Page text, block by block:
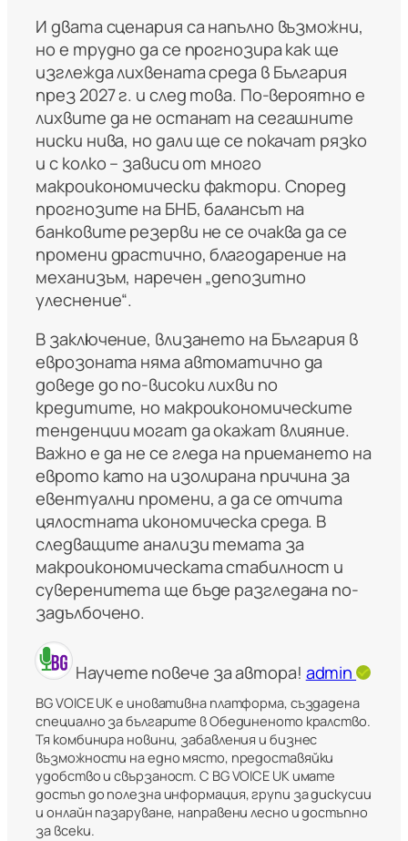
И двата сценария са напълно възможни,
но е трудно да се прогнозира как ще
изглежда лихвената среда в България
през 2027 г. и след това. По-вероятно е
лихвите да не останат на сегашните
ниски нива, но дали ще се покачат рязко
и с колко – зависи от много
макроикономически фактори. Според
прогнозите на БНБ, балансът на
банковите резерви не се очаква да се
промени драстично, благодарение на
механизъм, наречен „депозитно
улеснение“.
В заключение, влизането на България в
еврозоната няма автоматично да
доведе до по-високи лихви по
кредитите, но макроикономическите
тенденции могат да окажат влияние.
Важно е да не се гледа на приемането на
еврото като на изолирана причина за
евентуални промени, а да се отчита
цялостната икономическа среда. В
следващите анализи темата за
макроикономическата стабилност и
суверенитета ще бъде разгледана по-
задълбочено.
Научете повече за автора! admin
BG VOICE UK е иновативна платформа, създадена
специално за българите в Обединеното кралство.
Тя комбинира новини, забавления и бизнес
възможности на едно място, предоставяйки
удобство и свързаност. С BG VOICE UK имате
достъп до полезна информация, групи за дискусии
и онлайн пазаруване, направени лесно и достъпно
за всеки.